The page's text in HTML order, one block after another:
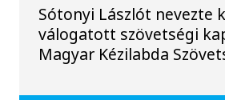
Sótonyi Lászlót nevezte
válogatott szövetségi
Magyar Kézilabda